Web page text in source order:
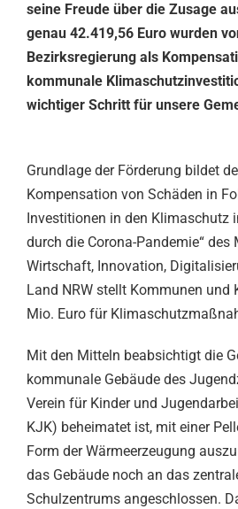
seine Freude über die Zusage
genau 42.419,56 Euro wurden
Bezirksregierung als
kommunale
wichtiger Schritt für unsere
Grundlage der Förderung bildet
Kompensation von Schäden in
Investitionen in den Klimaschutz
durch die Corona-Pandemie“
Wirtschaft, Innovation,
Land NRW stellt Kommunen und
Mio. Euro für
Mit den Mitteln beabsichtigt die
kommunale Gebäude des
Verein für Kinder und
KJK) beheimatet ist, mit einer
Form der Wärmeerzeugung
das Gebäude noch an das
Schulzentrums angeschlossen.